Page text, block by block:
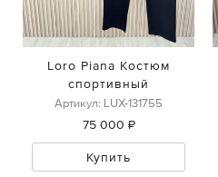
Loro Piana Костюм
спортивный
Артикул: LUX-131755
75 000 ₽
Купить